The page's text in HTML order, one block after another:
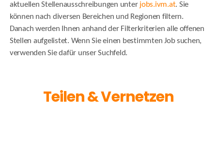
aktuellen Stellenausschreibungen unter jobs.ivm.at. Sie
können nach diversen Bereichen und Regionen filtern.
Danach werden Ihnen anhand der Filterkriterien alle offenen
Stellen aufgelistet. Wenn Sie einen bestimmten Job suchen,
verwenden Sie dafür unser Suchfeld.
Teilen & Vernetzen